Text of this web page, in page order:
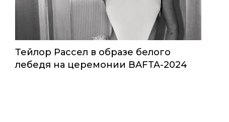
Тейлор Рассел в образе белого
лебедя на церемонии BAFTA-2024